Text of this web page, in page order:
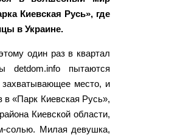
Киевская Русь», где
в Украине.
один раз в квартал
detdom.info пытаются
захватывающее место, и
в «Парк Киевская Русь»,
Киевской области,
солью. Милая девушка,